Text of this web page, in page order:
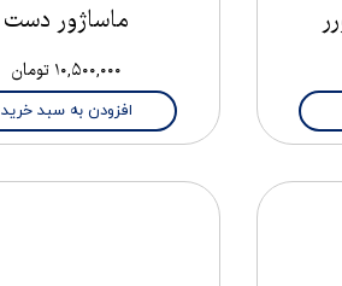
ماساژور دست
۱۰,۵۰۰,۰۰۰ تومان
افزودن به سبد خرید